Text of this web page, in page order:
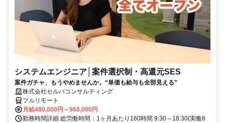
システムエンジニア│案件選択制・高還元SES
案件ガチャ、もうやめませんか。“単価も給与も全部見える”
株式会社セルバコンサルティング
フルリモート
月給480,000円～960,000円
勤務時間詳細 総労働時間：1ヶ月あたり160時間 9:30～18:30(実働8